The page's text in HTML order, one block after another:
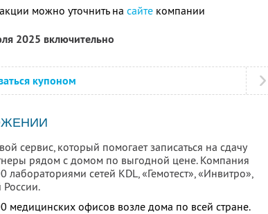
можно уточнить на сайте компании
2025 включительно
купоном
сервис, который помогает записаться на сдачу
рядом с домом по выгодной цене. Компания
лабораториями сетей KDL, «Гемотест», «Инвитро»,
России.
медицинских офисов возле дома по всей стране.